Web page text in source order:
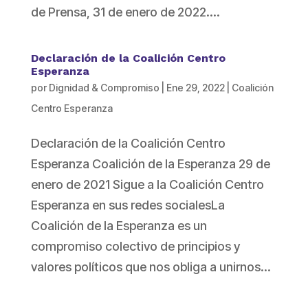
de Prensa, 31 de enero de 2022....
Declaración de la Coalición Centro
Esperanza
por Dignidad & Compromiso Ene 29, 2022| Coalición
Centro Esperanza
Declaración de la Coalición Centro
Esperanza Coalición de la Esperanza 29 de
enero de 2021 Sigue a la Coalición Centro
Esperanza en sus redes socialesLa
Coalición de la Esperanza es un
compromiso colectivo de principios y
valores políticos que nos obliga a unirnos...